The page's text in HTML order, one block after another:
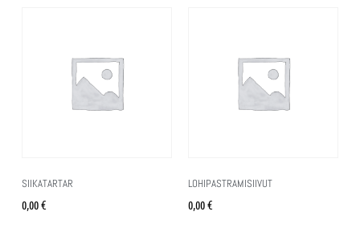
SIIKATARTAR
0,00€
LOHIPASTRAMISIIVUT
0,00€